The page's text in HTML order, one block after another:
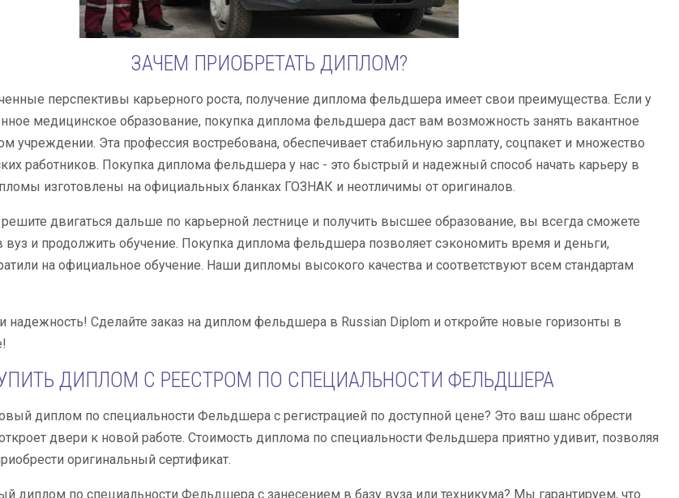
ЗАЧЕМ ПРИОБРЕТАТЬ ДИПЛОМ?
перспективы карьерного роста, получение диплома фельдшера имеет свои преимущества. Если у
медицинское образование, покупка диплома фельдшера даст вам возможность занять вакантное
учреждении. Эта профессия востребована, обеспечивает стабильную зарплату, соцпакет и множество
работников. Покупка диплома фельдшера у нас - это быстрый и надежный способ начать карьеру в
изготовлены на официальных бланках ГОЗНАК и неотличимы от оригиналов.
двигаться дальше по карьерной лестнице и получить высшее образование, вы всегда сможете
вуз и продолжить обучение. Покупка диплома фельдшера позволяет сэкономить время и деньги,
на официальное обучение. Наши дипломы высокого качества и соответствуют всем стандартам
надежность! Сделайте заказ на диплом фельдшера в Russian Diplom и откройте новые горизонты в
ДИПЛОМ С РЕЕСТРОМ ПО СПЕЦИАЛЬНОСТИ ФЕЛЬДШЕРА
диплом по специальности Фельдшера с регистрацией по доступной цене? Это ваш шанс обрести
двери к новой работе. Стоимость диплома по специальности Фельдшера приятно удивит, позволяя
оригинальный сертификат.
диплом по специальности Фельдшера с занесением в базу вуза или техникума? Мы гарантируем, что